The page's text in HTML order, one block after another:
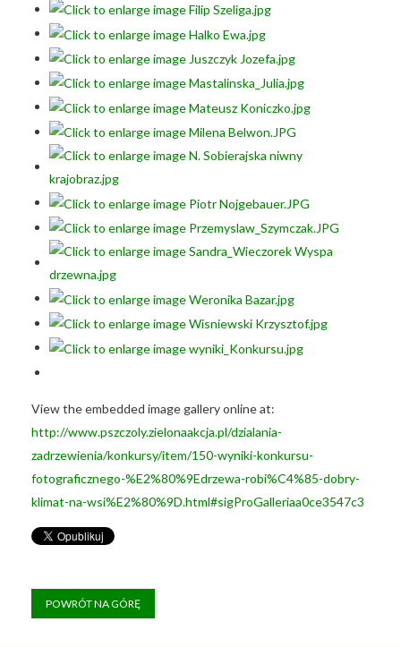
View the embedded image gallery online at:
http://www.pszczoly.zielonaakcja.pl/dzialania-
zadrzewienia/konkursy/item/150-wyniki-konkursu-
fotograficznego-%E2%80%9Edrzewa-robi%C4%85-dobry-
klimat-na-wsi%E2%80%9D.html#sigProGalleriaa0ce3547c3
POWRÓT NA GÓRĘ